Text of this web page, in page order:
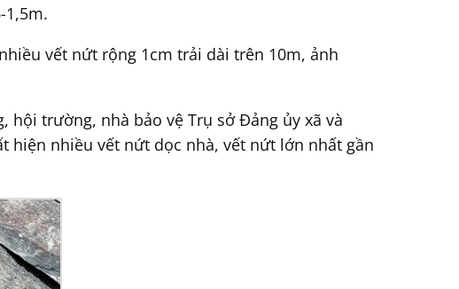
1,5m.
vết nứt rộng 1cm trải dài trên 10m, ảnh
hội trường, nhà bảo vệ Trụ sở Đảng ủy xã và
hiện nhiều vết nứt dọc nhà, vết nứt lớn nhất gần